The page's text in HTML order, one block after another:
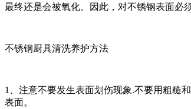
最终还是会被氧化。因此，对不锈钢表面必
不锈钢厨具清洗养护方法
1、注意不要发生表面划伤现象.不要用粗糙
表面。